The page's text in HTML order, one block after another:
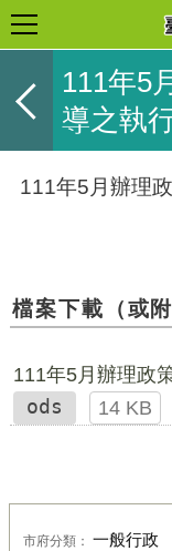
111年5
導之執
111年5月辦理
檔案下載（或附
111年5月辦理政
ods
14 KB
市府分類： 一般行政